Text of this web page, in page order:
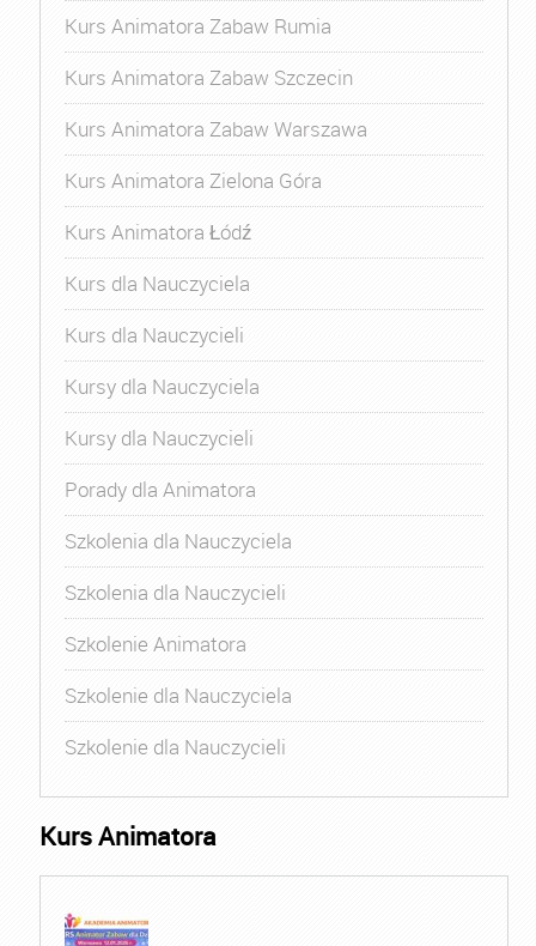
Kurs Animatora Zabaw Rumia
Kurs Animatora Zabaw Szczecin
Kurs Animatora Zabaw Warszawa
Kurs Animatora Zielona Góra
Kurs Animatora Łódź
Kurs dla Nauczyciela
Kurs dla Nauczycieli
Kursy dla Nauczyciela
Kursy dla Nauczycieli
Porady dla Animatora
Szkolenia dla Nauczyciela
Szkolenia dla Nauczycieli
Szkolenie Animatora
Szkolenie dla Nauczyciela
Szkolenie dla Nauczycieli
Kurs Animatora